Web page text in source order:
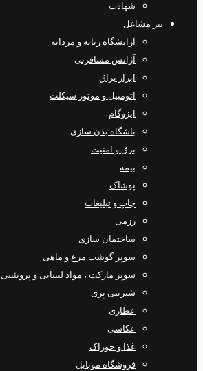
شهادت
بنر مشاغل
آرایشگاه زنانه و مردانه
آژانس مسافرتی
ابزار یراق
اتومبیل و موتور سیکلت
ایزوگام
باشگاه بدن سازی
برق و امنیت
بیمه
پوشاک
چاپ و تبلیغات
رزمی
ساختمان سازی
سوپر گوشت مرغ و ماهی
سوپر مارکت ، مواد لبنیاتی و پروتئینی
شیرینی پزی
عطاری
عکاسی
غذا و خوراک
فروشگاه موبایل